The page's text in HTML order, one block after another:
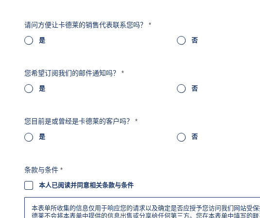
请问方便让卡德莱的销售代表联系您吗？ *
是 否
您希望订阅我们的邮件通知吗？ *
是 否
您目前是或曾经是卡德莱的客户吗？ *
是 否
条款与条件 *
本人已阅读并同意相关条款与条件
本表单所收集的信息仅用于响应您的请求以及确定是否应授予您访问我们网站受
德莱不会将本表单中提供的信息出售或分享给任何第三方。您在本表单中填写的